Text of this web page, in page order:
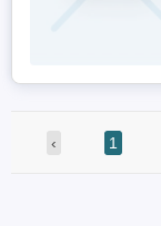
‹ 1